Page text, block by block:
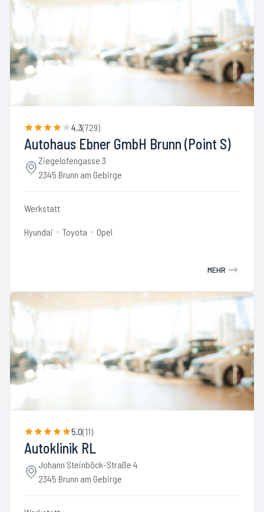
4.3(729)
Autohaus Ebner GmbH Brunn (Point S)
Ziegelofengasse 3
2345 Brunn am Gebirge
Werkstatt
Hyundai Toyota Opel
MEHR
5.0(11)
Autoklinik RL
Johann Steinböck-Straße 4
2345 Brunn am Gebirge